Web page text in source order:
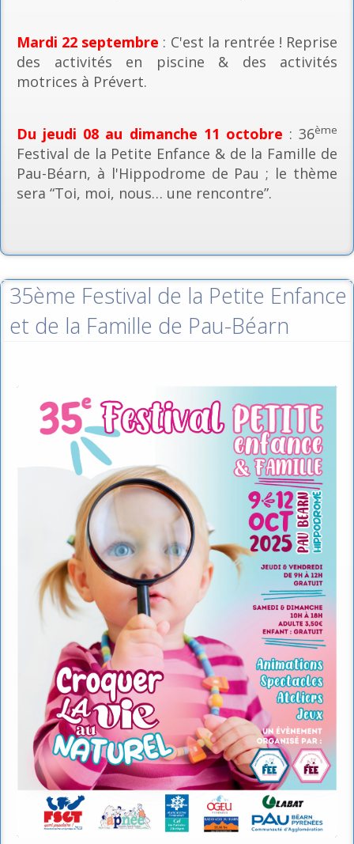
Mardi 22 septembre : C'est la rentrée ! Reprise
des activités en piscine & des activités
motrices à Prévert.
Du jeudi 08 au dimanche 11 octobre : 36ème
Festival de la Petite Enfance & de la Famille de
Pau-Béarn, à l'Hippodrome de Pau ; le thème
sera “Toi, moi, nous… une rencontre”.
35ème Festival de la Petite Enfance
et de la Famille de Pau-Béarn